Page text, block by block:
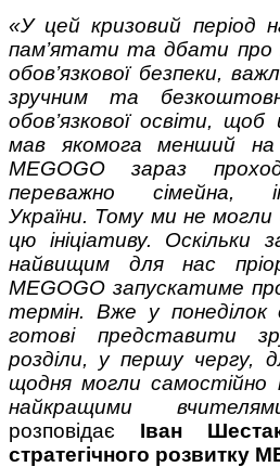
«У цей кризовий період
пам’ятати та дбати про
обов’язкової безпеки,
зручним та
обов’язкової освіти,
мав якомога менший
MEGOGO зараз
переважно сімейна,
України. Тому ми не
цю ініціативу. Оскільки
найвищим для нас
MEGOGO запускатиме
термін. Вже у
готові представити
розділи, у першу чергу,
щодня могли самостійно
найкращими
розповідає Іван
стратегічного розвитку